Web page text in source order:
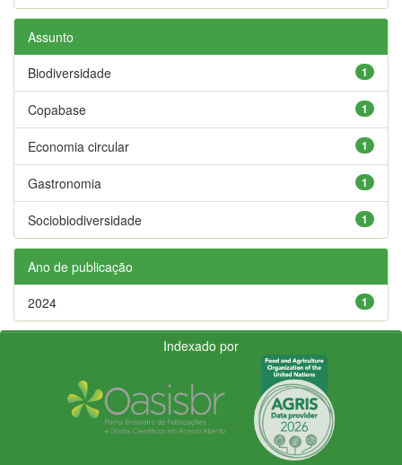
Assunto
1
Biodiversidade
1
Copabase
1
Economia circular
1
Gastronomia
1
Sociobiodiversidade
Ano de publicação
1
2024
Indexado por